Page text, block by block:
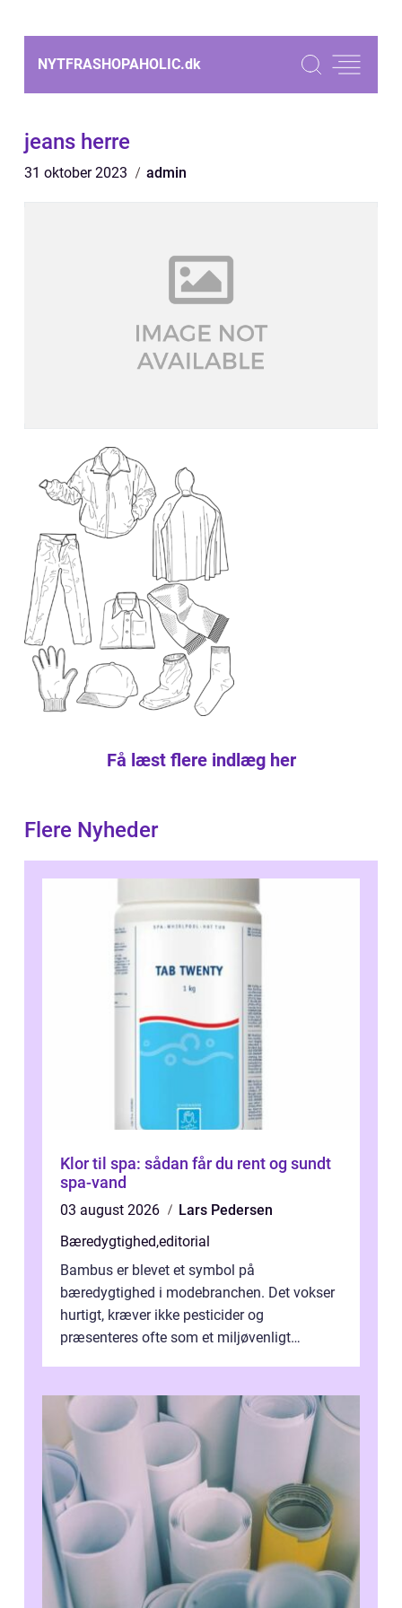
NYTFRASHOPAHOLIC.dk
jeans herre
31 oktober 2023 admin
Få læst flere indlæg her
Flere Nyheder
Klor til spa: sådan får du rent og sundt
spa-vand
03 august 2026
Lars Pedersen
Bæredygtighed,editorial
Bambus er blevet et symbol på
bæredygtighed i modebranchen. Det vokser
hurtigt, kræver ikke pesticider og
præsenteres ofte som et miljøvenligt